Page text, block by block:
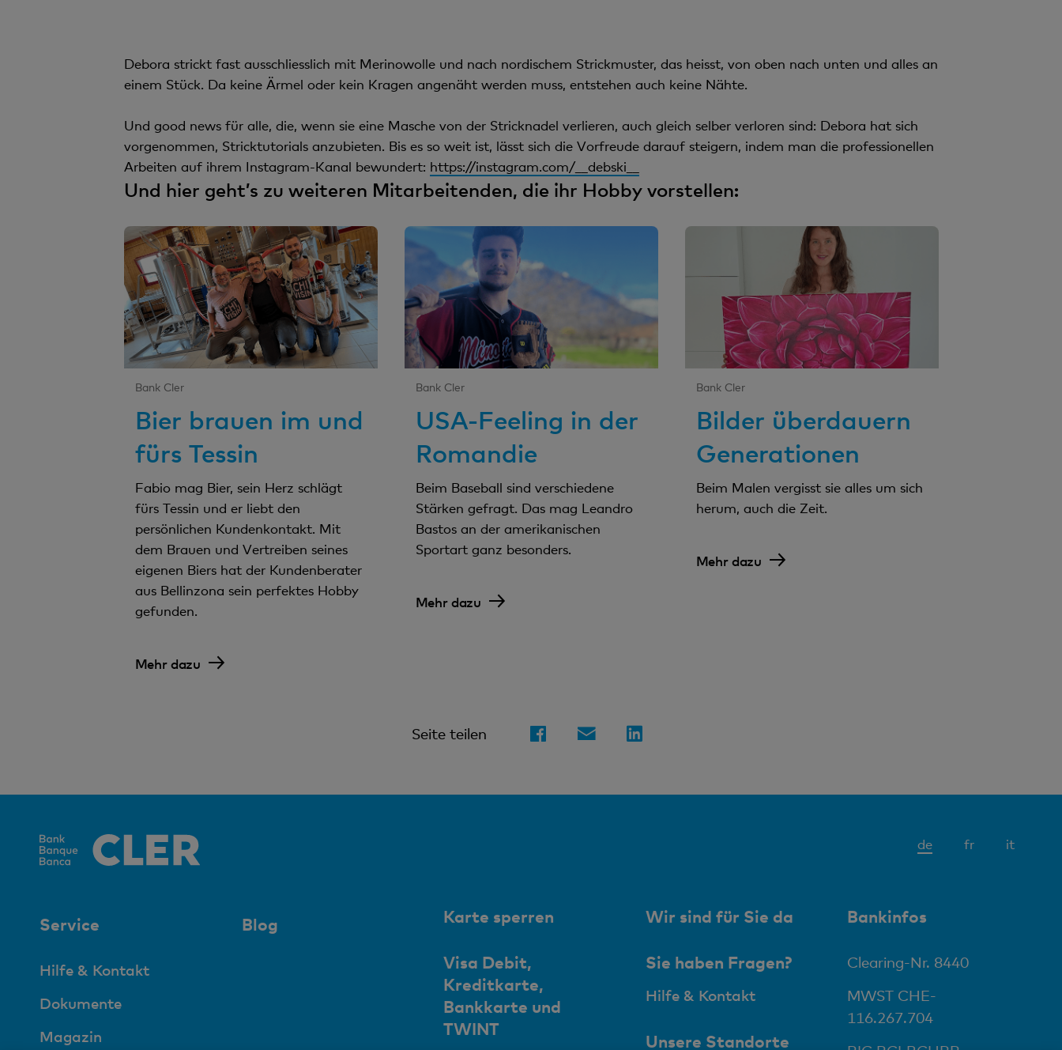
Debora strickt fast ausschliesslich mit Merinowolle und nach nordischem Strickmuster, das heisst, von oben nach unten und alles an
einem Stück. Da keine Ärmel oder kein Kragen angenäht werden muss, entstehen auch keine Nähte.
Und good news für alle, die, wenn sie eine Masche von der Stricknadel verlieren, auch gleich selber verloren sind: Debora hat sich
vorgenommen, Stricktutorials anzubieten. Bis es so weit ist, lässt sich die Vorfreude darauf steigern, indem man die professionellen
Arbeiten auf ihrem Instagram-Kanal bewundert: https://instagram.com/__debski__
Und hier geht’s zu weiteren Mitarbeitenden, die ihr Hobby vorstellen:
Bank Cler
Bier brauen im und
fürs Tessin
Fabio mag Bier, sein Herz schlägt
fürs Tessin und er liebt den
persönlichen Kundenkontakt. Mit
dem Brauen und Vertreiben seines
eigenen Biers hat der Kundenberater
aus Bellinzona sein perfektes Hobby
gefunden.
Mehr dazu
Bank Cler
USA-Feeling in der
Romandie
Beim Baseball sind verschiedene
Stärken gefragt. Das mag Leandro
Bastos an der amerikanischen
Sportart ganz besonders.
Mehr dazu
Bank Cler
Bilder überdauern
Generationen
Beim Malen vergisst sie alles um sich
herum, auch die Zeit.
Mehr dazu
Seite teilen
deAktives
fr it
Service
Hilfe & Kontakt
Dokumente
Magazin
Blog Karte sperren
Visa Debit,
Kreditkarte,
Bankkarte und
TWINT
Wir sind für Sie da
Sie haben Fragen?
Hilfe & Kontakt
Unsere Standorte
Bankinfos
Clearing-Nr. 8440
MWST CHE-
116.267.704